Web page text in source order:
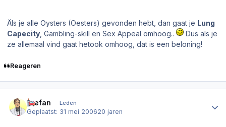
Äls je alle Oysters (Oesters) gevonden hebt, dan gaat je Lung
Capecity , Gambling-skill en Sex Appeal omhoog..
Dus als je
ze allemaal vind gaat hetook omhoog, dat is een beloning!
Reageren
Stefan Leden
Geplaatst: 31 mei 200620 jaren